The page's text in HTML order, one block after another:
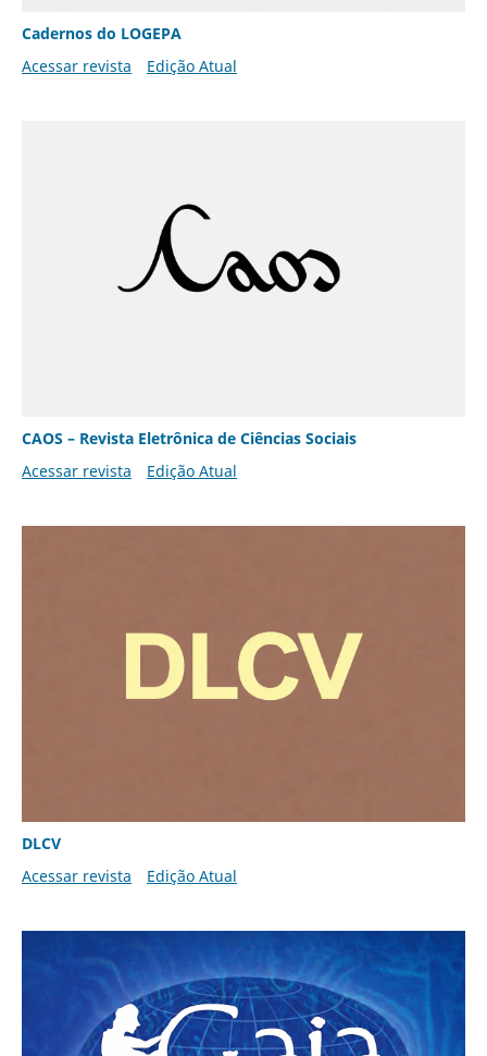
Cadernos do LOGEPA
Acessar revista
Edição Atual
CAOS – Revista Eletrônica de Ciências Sociais
Acessar revista
Edição Atual
DLCV
Acessar revista
Edição Atual